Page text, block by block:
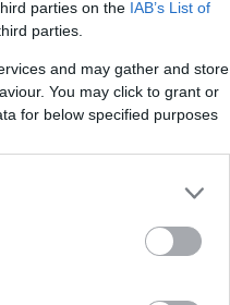
parties on the IAB’s List of
parties.
and may gather and store
You may click to grant or
for below specified purposes
megye
Atom
Egyéb